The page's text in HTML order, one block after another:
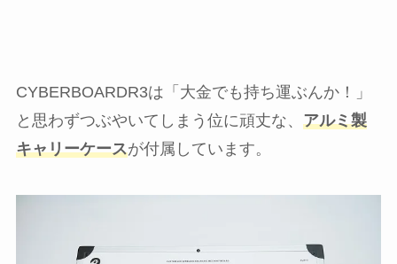
CYBERBOARDR3は「大金でも持ち運ぶんか！」
と思わずつぶやいてしまう位に頑丈な、 アルミ製
キャリーケースが付属しています。